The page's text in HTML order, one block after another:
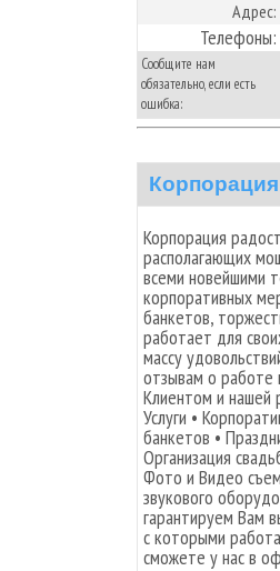
Адрес:
Телефоны:
Сообщите нам
обязательно, если есть
ошибка:
Корпорация
располагающих
всеми новейшими
корпоративных
банкетов,
работает для
массу
отзывам о
Клиентом и нашей
Услуги •
банкетов •
Организация
Фото и Видео
звукового
гарантируем Вам
с которыми
сможете у нас в